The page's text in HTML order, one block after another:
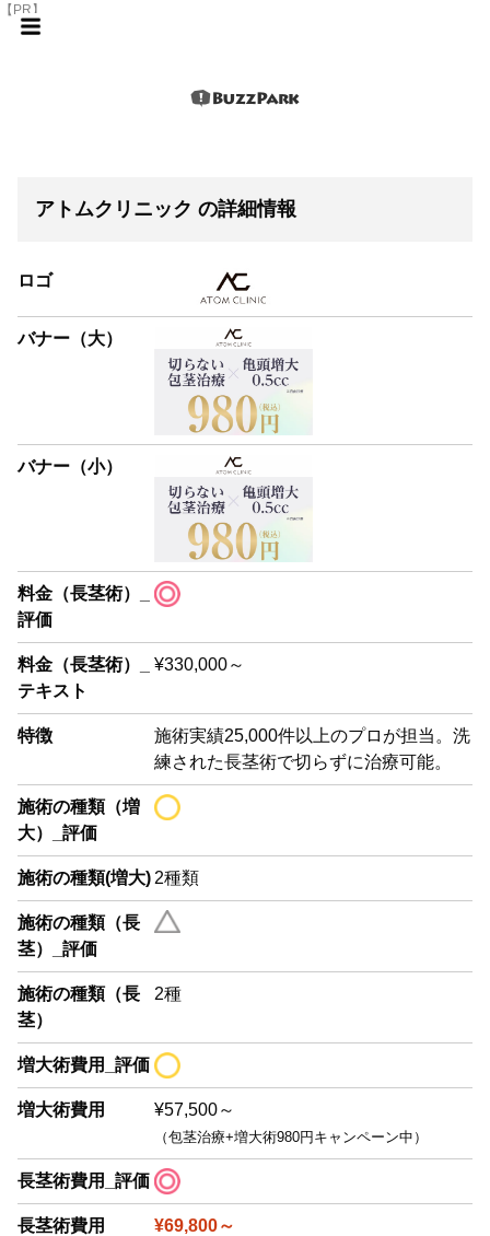
【PR】
アトムクリニック の詳細情報
ロゴ
バナー（大）
バナー（小）
料金（長茎術）_
評価
料金（長茎術）_
テキスト
¥330,000～
特徴
施術実績25,000件以上のプロが担当。洗
練された長茎術で切らずに治療可能。
施術の種類（増
大）_評価
施術の種類(増大) 2種類
施術の種類（長
茎）_評価
施術の種類（長
茎）
2種
増大術費用_評価
増大術費用 ¥57,500～
（包茎治療+増大術980円キャンペーン中）
長茎術費用_評価
長茎術費用 ¥69,800～